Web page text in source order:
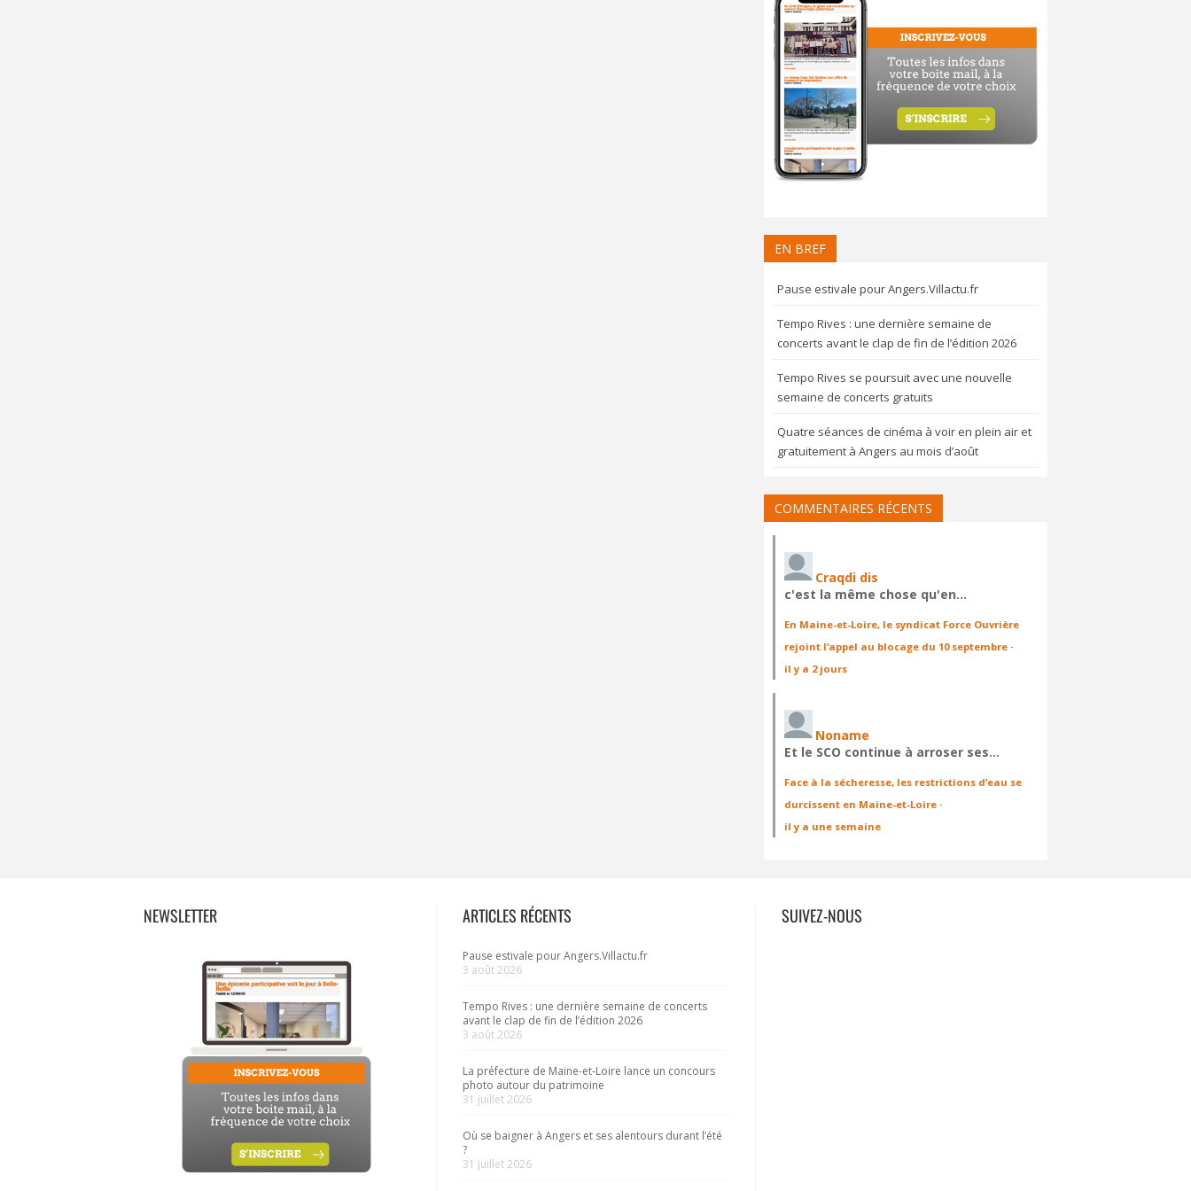
EN BREF
Pause estivale pour Angers.Villactu.fr
Tempo Rives : une dernière semaine de
concerts avant le clap de fin de l’édition 2026
Tempo Rives se poursuit avec une nouvelle
semaine de concerts gratuits
Quatre séances de cinéma à voir en plein air et
gratuitement à Angers au mois d’août
COMMENTAIRES RÉCENTS
Craqdi dis
c'est la même chose qu'en…
En Maine-et-Loire, le syndicat Force Ouvrière
rejoint l’appel au blocage du 10 septembre ·
il y a 2 jours
Noname
Et le SCO continue à arroser ses…
Face à la sécheresse, les restrictions d’eau se
durcissent en Maine-et-Loire ·
il y a une semaine
NEWSLETTER ARTICLES RÉCENTS
Pause estivale pour Angers.Villactu.fr
3 août 2026
Tempo Rives : une dernière semaine de concerts
avant le clap de fin de l’édition 2026
3 août 2026
La préfecture de Maine-et-Loire lance un concours
photo autour du patrimoine
31 juillet 2026
Où se baigner à Angers et ses alentours durant l’été
?
31 juillet 2026
SUIVEZ-NOUS